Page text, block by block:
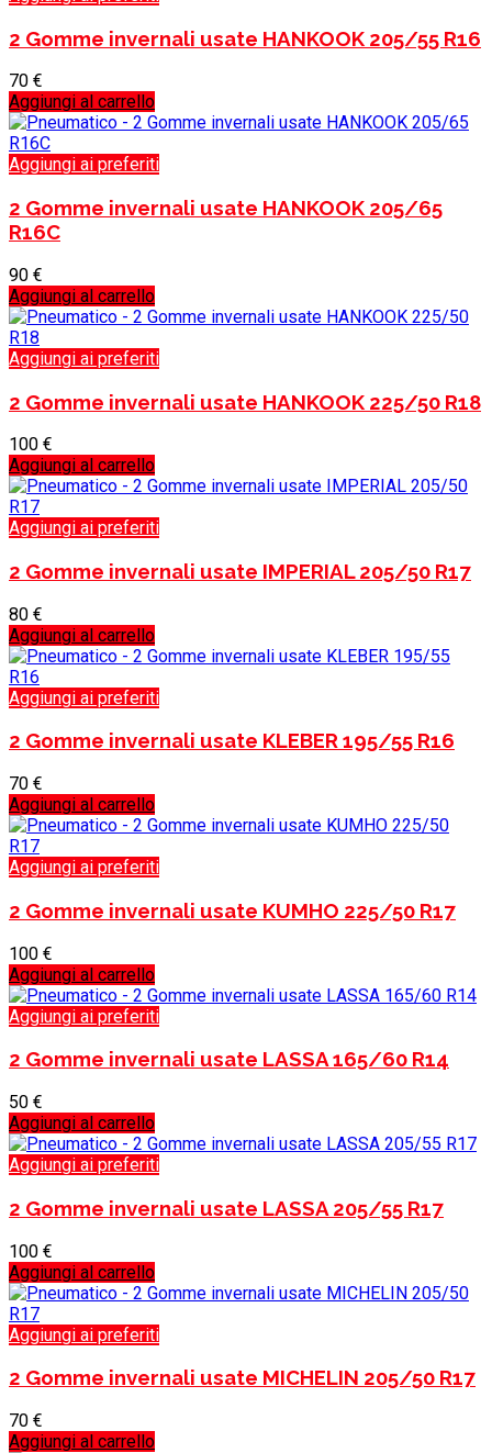
2 Gomme invernali usate HANKOOK 205/55 R16
70 €
Aggiungi al carrello
Aggiungi ai preferiti
2 Gomme invernali usate HANKOOK 205/65
R16C
90 €
Aggiungi al carrello
Aggiungi ai preferiti
2 Gomme invernali usate HANKOOK 225/50 R18
100 €
Aggiungi al carrello
Aggiungi ai preferiti
2 Gomme invernali usate IMPERIAL 205/50 R17
80 €
Aggiungi al carrello
Aggiungi ai preferiti
2 Gomme invernali usate KLEBER 195/55 R16
70 €
Aggiungi al carrello
Aggiungi ai preferiti
2 Gomme invernali usate KUMHO 225/50 R17
100 €
Aggiungi al carrello
Aggiungi ai preferiti
2 Gomme invernali usate LASSA 165/60 R14
50 €
Aggiungi al carrello
Aggiungi ai preferiti
2 Gomme invernali usate LASSA 205/55 R17
100 €
Aggiungi al carrello
Aggiungi ai preferiti
2 Gomme invernali usate MICHELIN 205/50 R17
70 €
Aggiungi al carrello